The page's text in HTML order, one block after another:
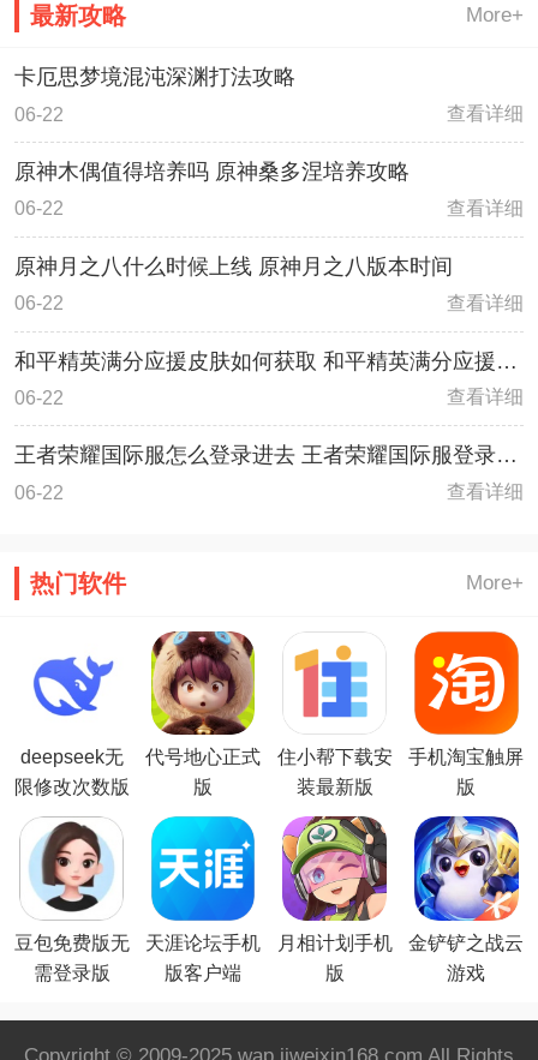
最新攻略 More+
卡厄思梦境混沌深渊打法攻略
06-22 查看详细
原神木偶值得培养吗 原神桑多涅培养攻略
06-22 查看详细
原神月之八什么时候上线 原神月之八版本时间
06-22 查看详细
和平精英满分应援皮肤如何获取 和平精英满分应援皮
肤获取方法
06-22 查看详细
王者荣耀国际服怎么登录进去 王者荣耀国际服登录教
程
06-22 查看详细
热门软件 More+
deepseek无
限修改次数版
代号地心正式
版
住小帮下载安
装最新版
手机淘宝触屏
版
豆包免费版无
需登录版
天涯论坛手机
版客户端
月相计划手机
版
金铲铲之战云
游戏